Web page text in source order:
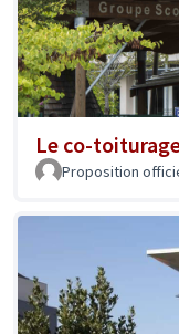
Le co-
Proposition